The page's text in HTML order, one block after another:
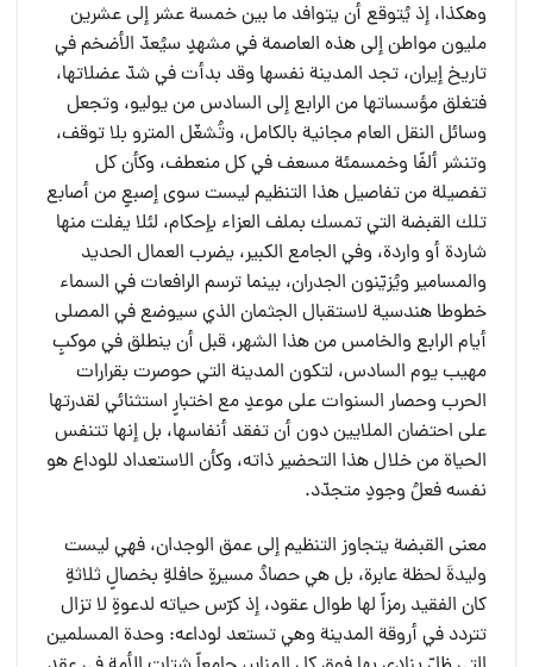
وهكذا، إذ يُتوقع أن يتوافد ما بين خمسة عشر إلى عشرين
مليون مواطن إلى هذه العاصمة في مشهدٍ سيُعدّ الأضخم في
تاريخ إيران، تجد المدينة نفسها وقد بدأت في شدّ عضلاتها،
فتغلق مؤسساتها من الرابع إلى السادس من يوليو، وتجعل
وسائل النقل العام مجانية بالكامل، وتُشغّل المترو بلا توقف،
وتنشر ألفًا وخمسمئة مسعف في كل منعطف، وكأن كل
تفصيلة من تفاصيل هذا التنظيم ليست سوى إصبعٍ من أصابع
تلك القبضة التي تمسك بملف العزاء بإحكام، لئلا يفلت منها
شاردة أو واردة، وفي الجامع الكبير، يضرب العمال الحديد
والمسامير ويُزيّنون الجدران، بينما ترسم الرافعات في السماء
خطوطا هندسية لاستقبال الجثمان الذي سيوضع في المصلى
أيام الرابع والخامس من هذا الشهر، قبل أن ينطلق في موكبٍ
مهيب يوم السادس، لتكون المدينة التي حوصرت بقرارات
الحرب وحصار السنوات على موعدٍ مع اختبارٍ استثنائي لقدرتها
على احتضان الملايين دون أن تفقد أنفاسها، بل إنها تتنفس
الحياة من خلال هذا التحضير ذاته، وكأن الاستعداد للوداع هو
نفسه فعلُ وجودٍ متجدّد.
معنى القبضة يتجاوز التنظيم إلى عمق الوجدان، فهي ليست
وليدةَ لحظة عابرة، بل هي حصادُ مسيرةٍ حافلةٍ بخصالٍ ثلاثةٍ
كان الفقيد رمزاً لها طوال عقود، إذ كرّس حياته لدعوةٍ لا تزال
تتردد في أروقة المدينة وهي تستعد لوداعه: وحدة المسلمين